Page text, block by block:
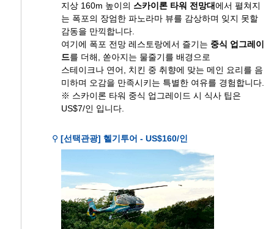
지상 160m 높이의 스카이론 타워 전망대에서 펼쳐지
는 폭포의 장엄한 파노라마 뷰를 감상하며 잊지 못할
감동을 만끽합니다.
여기에 폭포 전망 레스토랑에서 즐기는 중식 업그레이
드를 더해, 쏟아지는 물줄기를 배경으로
스테이크나 연어, 치킨 중 취향에 맞는 메인 요리를 음
미하며 오감을 만족시키는 특별한 여유를 경험합니다.
※ 스카이론 타워 중식 업그레이드 시 식사 팁은
US$7/인 입니다.
⚲ [선택관광] 헬기투어 - US$160/인